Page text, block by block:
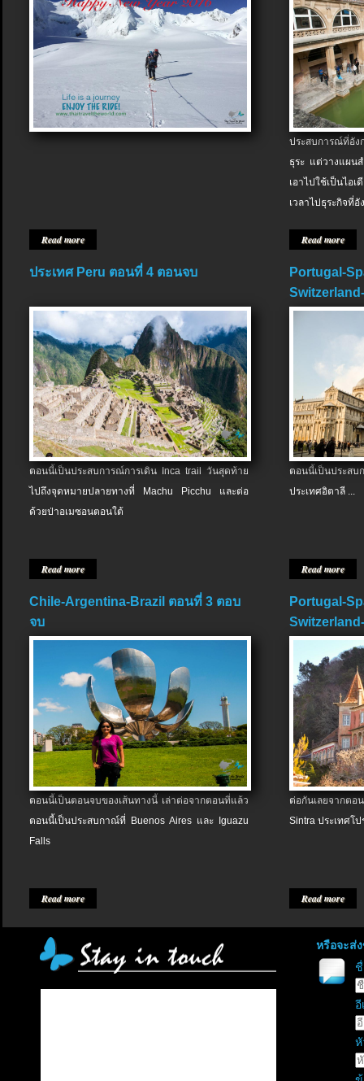
Read more
ประสบการณ์ที่อัง
ธุระ แต่วางแผน
เอาไปใช้เป็นไอ
เวลาไปธุระกิจที่อั
Read more
ประเทศ Peru ตอนที่ 4 ตอนจบ
ตอนนี้เป็นประสบการณ์การเดิน Inca trail วันสุดท้าย
ไปถึงจุดหมายปลายทางที่ Machu Picchu และต่อ
ด้วยป่าอเมซอนตอนใต้
Read more
Portugal-
ตอนนี้เป็นประส
ประเทศอิตาลี ...
Read more
Chile-Argentina-Brazil ตอนที่ 3 ตอบ
จบ
ตอนนี้เป็นตอนจบของเส้นทางนี้ เล่าต่อจากตอนที่แล้ว
ตอนนี้เป็นประสบกาณ์ที่ Buenos Aires และ Iguazu
Falls
Read more
Portugal-
ต่อกันเลยจากต
Sintra ประเทศโป
Read more
หรือจะส่
อี
หั